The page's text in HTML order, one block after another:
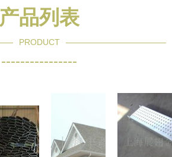
产品列表
PRODUCT
----------------